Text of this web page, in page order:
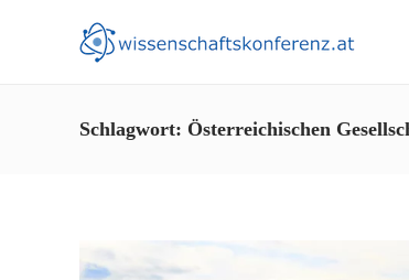
Schlagwort: Österreichischen